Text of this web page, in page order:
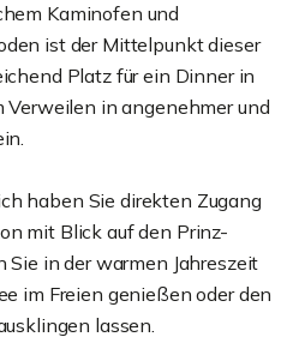
Kaminofen und
ist der Mittelpunkt dieser
Platz für ein Dinner in
Verweilen in angenehmer und
haben Sie direkten Zugang
mit Blick auf den Prinz-
Sie in der warmen Jahreszeit
im Freien genießen oder den
lassen.